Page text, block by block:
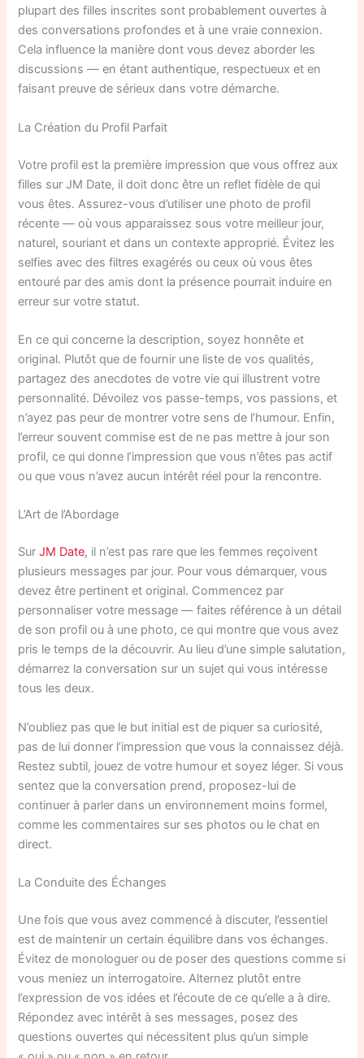
plupart des filles inscrites sont probablement ouvertes à
des conversations profondes et à une vraie connexion.
Cela influence la manière dont vous devez aborder les
discussions — en étant authentique, respectueux et en
faisant preuve de sérieux dans votre démarche.
La Création du Profil Parfait
Votre profil est la première impression que vous offrez aux
filles sur JM Date, il doit donc être un reflet fidèle de qui
vous êtes. Assurez-vous d’utiliser une photo de profil
récente — où vous apparaissez sous votre meilleur jour,
naturel, souriant et dans un contexte approprié. Évitez les
selfies avec des filtres exagérés ou ceux où vous êtes
entouré par des amis dont la présence pourrait induire en
erreur sur votre statut.
En ce qui concerne la description, soyez honnête et
original. Plutôt que de fournir une liste de vos qualités,
partagez des anecdotes de votre vie qui illustrent votre
personnalité. Dévoilez vos passe-temps, vos passions, et
n’ayez pas peur de montrer votre sens de l’humour. Enfin,
l’erreur souvent commise est de ne pas mettre à jour son
profil, ce qui donne l’impression que vous n’êtes pas actif
ou que vous n’avez aucun intérêt réel pour la rencontre.
L’Art de l’Abordage
SurJM Date, il n’est pas rare que les femmes reçoivent
plusieurs messages par jour. Pour vous démarquer, vous
devez être pertinent et original. Commencez par
personnaliser votre message — faites référence à un détail
de son profil ou à une photo, ce qui montre que vous avez
pris le temps de la découvrir. Au lieu d’une simple salutation,
démarrez la conversation sur un sujet qui vous intéresse
tous les deux.
N’oubliez pas que le but initial est de piquer sa curiosité,
pas de lui donner l’impression que vous la connaissez déjà.
Restez subtil, jouez de votre humour et soyez léger. Si vous
sentez que la conversation prend, proposez-lui de
continuer à parler dans un environnement moins formel,
comme les commentaires sur ses photos ou le chat en
direct.
La Conduite des Échanges
Une fois que vous avez commencé à discuter, l’essentiel
est de maintenir un certain équilibre dans vos échanges.
Évitez de monologuer ou de poser des questions comme si
vous meniez un interrogatoire. Alternez plutôt entre
l’expression de vos idées et l’écoute de ce qu’elle a à dire.
Répondez avec intérêt à ses messages, posez des
questions ouvertes qui nécessitent plus qu’un simple